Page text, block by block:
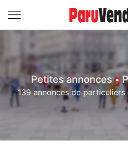
Petites annonces
139 annonces de